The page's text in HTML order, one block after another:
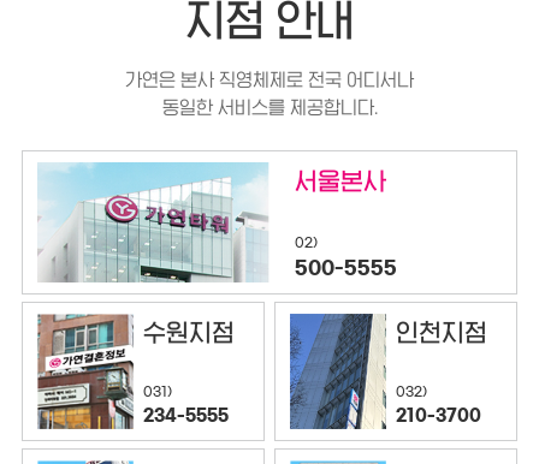
지점 안내
가연은 본사 직영체제로 전국 어디서나
동일한 서비스를 제공합니다.
서울본사
02)
500-5555
수원지점
031)
234-5555
인천지점
032)
210-3700